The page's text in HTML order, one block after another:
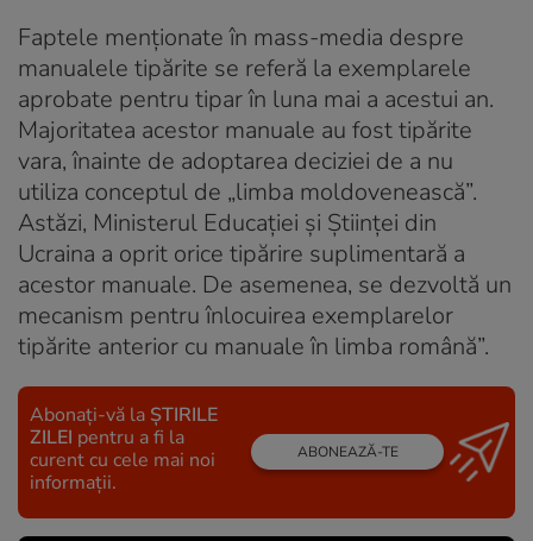
Faptele menționate în mass-media despre
manualele tipărite se referă la exemplarele
aprobate pentru tipar în luna mai a acestui an.
Majoritatea acestor manuale au fost tipărite
vara, înainte de adoptarea deciziei de a nu
utiliza conceptul de „limba moldovenească”.
Astăzi, Ministerul Educației și Științei din
Ucraina a oprit orice tipărire suplimentară a
acestor manuale. De asemenea, se dezvoltă un
mecanism pentru înlocuirea exemplarelor
tipărite anterior cu manuale în limba română”.
Abonați-vă la ȘTIRILE
ZILEI pentru a fi la
curent cu cele mai noi
informații.
ABONEAZĂ-TE